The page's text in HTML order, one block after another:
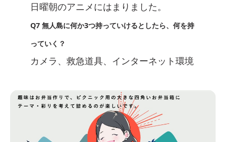
日曜朝のアニメにはまりました。
Q7 無人島に何か3つ持っていけるとしたら、何を持
っていく？
カメラ、救急道具、インターネット環境